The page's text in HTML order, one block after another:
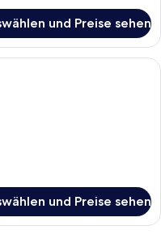
und Preise sehen
Bettwaren, Minibar,
und Preise sehen